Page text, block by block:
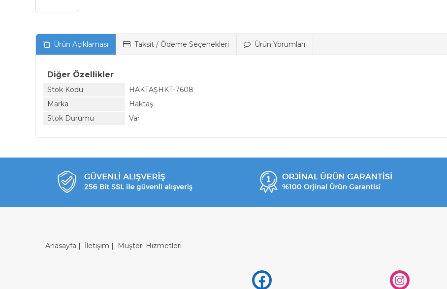
Ürün Açıklaması Taksit / Ödeme Seçenekleri Ürün Yorumları
Diğer Özellikler
Stok Kodu
HAKTAŞHKT-7608
Marka
Haktaş
Stok Durumu
Var
Anasayfa | İletişim | Müşteri Hizmetleri